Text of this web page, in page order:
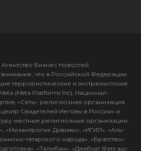
Бизнес Новостей
что в Российской Федерации
террористические и экстремистские
(Meta Platforms Inc), Национал-
«Сеть», религиозная организация
Свидетелей Иеговы в России» и
местные религиозные организации,
«Мизантропик Дивижн», «ИГИЛ», «Аль-
татарского народа», «Братство»
«Талибан», «Джабхат Фатх аш-